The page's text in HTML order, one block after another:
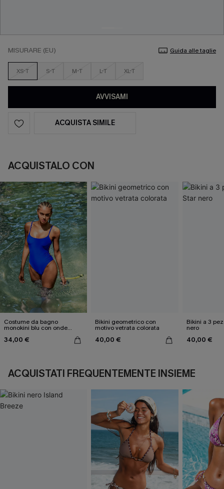
MISURARE (EU) Guida alle taglie
XS-T S-T M-T L-T XL-T
AVVISAMI
ACQUISTA SIMILE
ACQUISTALO CON
Costume da bagno
monokini blu con onde
34,00 €
Bikini geometrico con
motivo vetrata colorata
40,00 €
Bikini a 3
nero
40,00 €
ACQUISTATI FREQUENTEMENTE INSIEME